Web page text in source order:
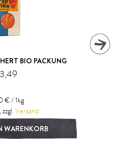
BIO PACKUNG
€ / 1kg
Versand
WARENKORB